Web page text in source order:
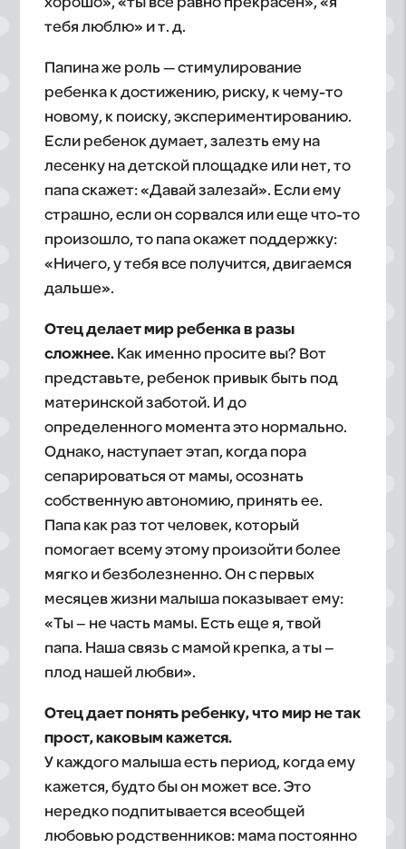
тебя люблю» и т. д.
Папина же роль — стимулирование
ребенка к достижению, риску, к чему-то
новому, к поиску, экспериментированию.
Если ребенок думает, залезть ему на
лесенку на детской площадке или нет, то
папа скажет: «Давай залезай». Если ему
страшно, если он сорвался или еще что-то
произошло, то папа окажет поддержку:
«Ничего, у тебя все получится, двигаемся
дальше».
Отец делает мир ребенка в разы
сложнее. Как именно просите вы? Вот
представьте, ребенок привык быть под
материнской заботой. И до
определенного момента это нормально.
Однако, наступает этап, когда пора
сепарироваться от мамы, осознать
собственную автономию, принять ее.
Папа как раз тот человек, который
помогает всему этому произойти более
мягко и безболезненно. Он с первых
месяцев жизни малыша показывает ему:
«Ты – не часть мамы. Есть еще я, твой
папа. Наша связь с мамой крепка, а ты –
плод нашей любви».
Отец дает понять ребенку, что мир не так
прост, каковым кажется.
У каждого малыша есть период, когда ему
кажется, будто бы он может все. Это
нередко подпитывается всеобщей
любовью родственников: мама постоянно